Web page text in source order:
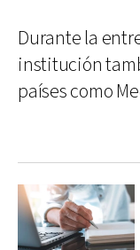
Durante la
institución
países como